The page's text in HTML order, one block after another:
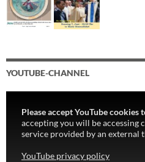
YOUTUBE-CHANNEL
Please accept YouTube cookies
accepting you will be accessing
service provided by an external
YouTube privacy policy